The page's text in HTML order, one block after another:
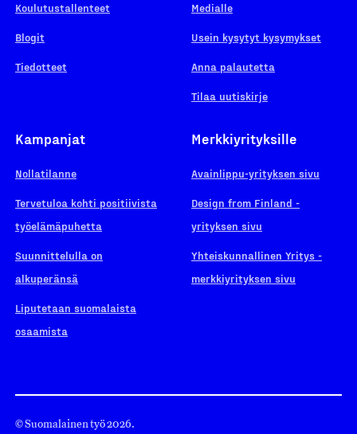
Koulutustallenteet
Blogit
Tiedotteet
Medialle
Usein kysytyt kysymykset
Anna palautetta
Tilaa uutiskirje
Kampanjat
Nollatilanne
Tervetuloa kohti positiivista
työelämäpuhetta
Suunnittelulla on
alkuperänsä
Liputetaan suomalaista
osaamista
Merkkiyrityksille
Avainlippu-yrityksen sivu
Design from Finland -
yrityksen sivu
Yhteiskunnallinen Yritys -
merkkiyrityksen sivu
© Suomalainen työ 2026.